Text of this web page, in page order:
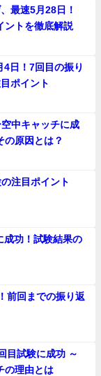
最速5月28日！
ントを徹底解説
日！7回目の振り
ポイント
中キャッチに成
の原因とは？
注目ポイント
功！試験結果の
前回までの振り返
目試験に成功 ～
の理由とは